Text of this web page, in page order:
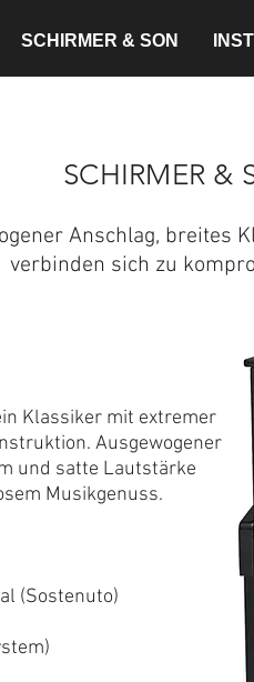
SCHIRMER & SON
SCHIRMER &
Klassiker mit extremer
Ausgewogener
und satte Lautstärke
Musikgenuss.
(Sostenuto)
Anschlag, breites
verbinden sich zu